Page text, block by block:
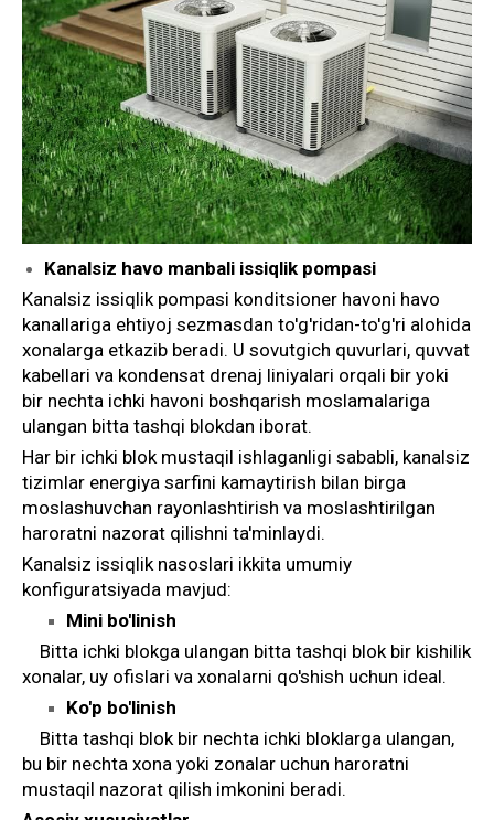
Kanalsiz havo manbali issiqlik pompasi
Kanalsiz issiqlik pompasi konditsioner havoni havo
kanallariga ehtiyoj sezmasdan to'g'ridan-to'g'ri alohida
xonalarga etkazib beradi. U sovutgich quvurlari, quvvat
kabellari va kondensat drenaj liniyalari orqali bir yoki
bir nechta ichki havoni boshqarish moslamalariga
ulangan bitta tashqi blokdan iborat.
Har bir ichki blok mustaqil ishlaganligi sababli, kanalsiz
tizimlar energiya sarfini kamaytirish bilan birga
moslashuvchan rayonlashtirish va moslashtirilgan
haroratni nazorat qilishni ta'minlaydi.
Kanalsiz issiqlik nasoslari ikkita umumiy
konfiguratsiyada mavjud:
Mini bo'linish
Bitta ichki blokga ulangan bitta tashqi blok bir kishilik
xonalar, uy ofislari va xonalarni qo'shish uchun ideal.
Ko'p bo'linish
Bitta tashqi blok bir nechta ichki bloklarga ulangan,
bu bir nechta xona yoki zonalar uchun haroratni
mustaqil nazorat qilish imkonini beradi.